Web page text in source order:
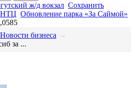
ж/д вокзал Сохранить
НТЦ Обновление парка «За Саймой»
Новости бизнеса →
за ...